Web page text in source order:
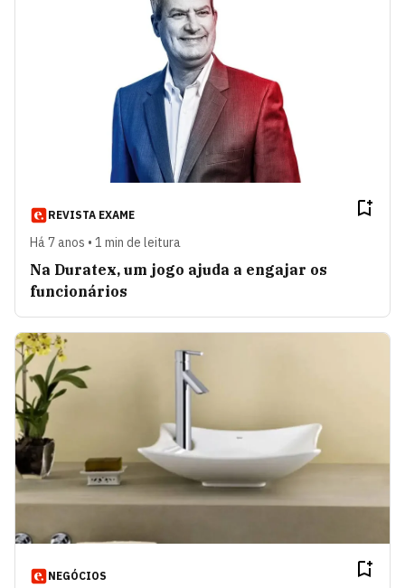
REVISTA EXAME
Há 7 anos • 1 min de leitura
Na Duratex, um jogo ajuda a engajar os
funcionários
NEGÓCIOS